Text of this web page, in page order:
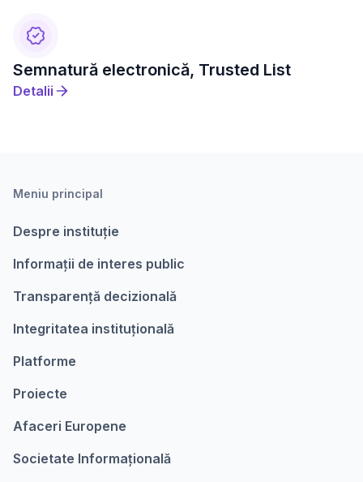
Semnatură electronică, Trusted List
Detalii
Meniu principal
Despre instituție
Informații de interes public
Transparență decizională
Integritatea instituțională
Platforme
Proiecte
Afaceri Europene
Societate Informațională